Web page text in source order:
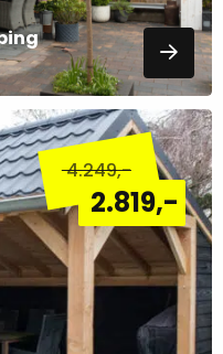
4.249,-
2.819,-